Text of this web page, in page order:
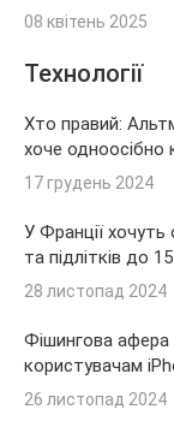
08 квітень 2025
Технології
Хто правий:
хоче
17 грудень 2024
У Франції
та підлітків до
28 листопад 2024
Фішингова афера
користувачам
26 листопад 2024